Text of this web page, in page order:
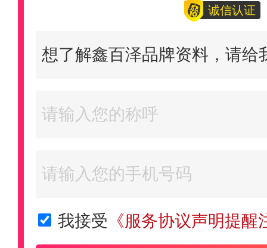
诚信认证
我接受 《服务协议声明提醒